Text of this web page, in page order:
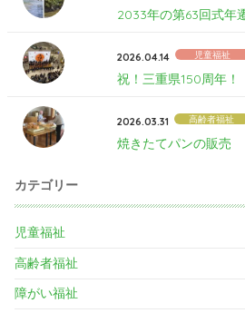
2033年の第63回式年
2026.04.14 児童福祉
祝！三重県150周年！
2026.03.31 高齢者福祉
焼きたてパンの販売
カテゴリー
児童福祉
高齢者福祉
障がい福祉